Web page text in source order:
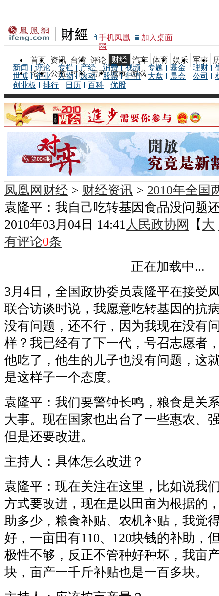
手机凤凰
网
加入桌面
首页 资讯 台湾 评论 财经 汽车 体育 娱乐 军事
论坛 公益 时尚 房产 城市 游戏
新闻 评论 专栏 产经 消费 视频 专题 基金 理财
世博
企业 人物 滚动 股票 行情 大盘 晨会 公司
创业板
排行 日历 百科 优股
凤凰网财经 > 财经资讯 > 2010年全国
袁隆平：我自己吃转基因食品没问题
2010年03月04日 14:41人民政协网 【 大
有评论0条
正在加载中...
3月4日，全国政协委员袁隆平在接受
联合访谈时说，我愿意吃转基因的抗
没有问题，还不行，因为我现在没有
样？我已经有了下一代，号召志愿者
他吃了，他生的儿子也没有问题，这
是这样子一个态度。
袁隆平：我们要警钟长鸣，粮食是关
大事。现在国家也出台了一些惠农、
但是还要改进。
主持人：具体怎么改进？
袁隆平：现在关注在这里，比如说我
方式要改进，现在是以田亩为根据的
助多少，粮食补贴、农机补贴，我觉
好，一亩田有110、120块钱的补助，
极性不够，反正不管种好种坏，我亩
块，亩产一千斤补贴也是一百多块。